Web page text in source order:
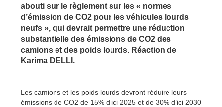
abouti sur le règlement sur les « normes
d’émission de CO2 pour les véhicules lourds
neufs », qui devrait permettre une réduction
substantielle des émissions de CO2 des
camions et des poids lourds. Réaction de
Karima DELLI.
Les camions et les poids lourds devront réduire leurs
émissions de CO2 de 15% d’ici 2025 et de 30% d’ici 2030